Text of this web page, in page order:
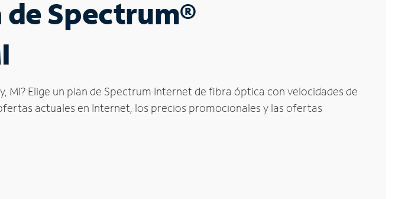
Spectrum®
Elige un plan de Spectrum Internet de fibra óptica con velocidades de
actuales en Internet, los precios promocionales y las ofertas